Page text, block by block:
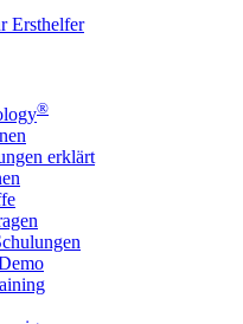
Ersthelfer
®
erklärt